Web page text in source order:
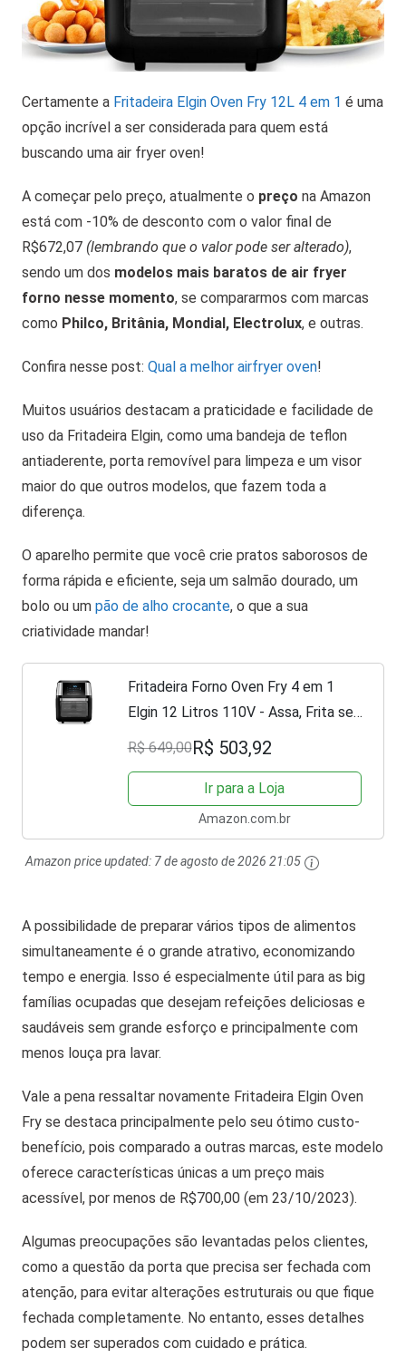
Certamente a Fritadeira Elgin Oven Fry 12L 4 em 1 é uma
opção incrível a ser considerada para quem está
buscando uma air fryer oven!
A começar pelo preço, atualmente o preço na Amazon
está com -10% de desconto com o valor final de
R$672,07 (lembrando que o valor pode ser alterado),
sendo um dos modelos mais baratos de air fryer
forno nesse momento, se compararmos com marcas
como Philco, Britânia, Mondial, Electrolux, e outras.
Confira nesse post: Qual a melhor airfryer oven!
Muitos usuários destacam a praticidade e facilidade de
uso da Fritadeira Elgin, como uma bandeja de teflon
antiaderente, porta removível para limpeza e um visor
maior do que outros modelos, que fazem toda a
diferença.
O aparelho permite que você crie pratos saborosos de
forma rápida e eficiente, seja um salmão dourado, um
bolo ou um pão de alho crocante, o que a sua
criatividade mandar!
Fritadeira Forno Oven Fry 4 em 1
Elgin 12 Litros 110V - Assa, Frita sem
óleo, Desidrata e Reaquece Airfryer
R$ 649,00R$ 503,92
Ir para a Loja
Amazon.com.br
Amazon price updated: 7 de agosto de 2026 21:05
A possibilidade de preparar vários tipos de alimentos
simultaneamente é o grande atrativo, economizando
tempo e energia. Isso é especialmente útil para as big
famílias ocupadas que desejam refeições deliciosas e
saudáveis sem grande esforço e principalmente com
menos louça pra lavar.
Vale a pena ressaltar novamente Fritadeira Elgin Oven
Fry se destaca principalmente pelo seu ótimo custo-
benefício, pois comparado a outras marcas, este modelo
oferece características únicas a um preço mais
acessível, por menos de R$700,00 (em 23/10/2023).
Algumas preocupações são levantadas pelos clientes,
como a questão da porta que precisa ser fechada com
atenção, para evitar alterações estruturais ou que fique
fechada completamente. No entanto, esses detalhes
podem ser superados com cuidado e prática.